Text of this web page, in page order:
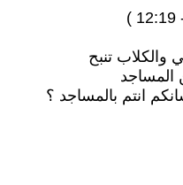
والكلاب تنبح
المساجد
انتم بالمساجد ؟